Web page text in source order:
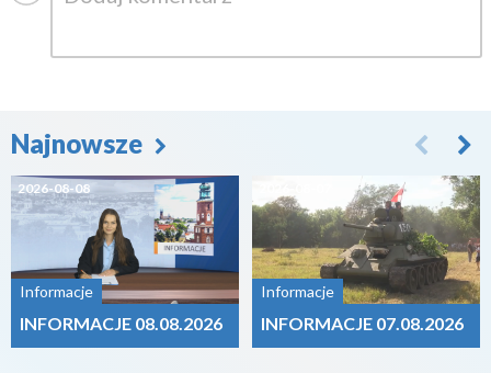
Najnowsze
2026-08-08
Informacje
INFORMACJE 08.08.2026
Informacje
INFORMACJE 07.08.2026